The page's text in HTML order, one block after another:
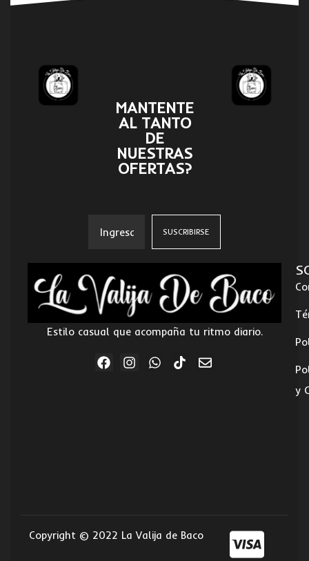
MANTENTE
AL TANTO
DE
NUESTRAS
OFERTAS?
Estilo casual que acompaña tu ritmo diario.
y
Copyright © 2022 La Valija de Baco